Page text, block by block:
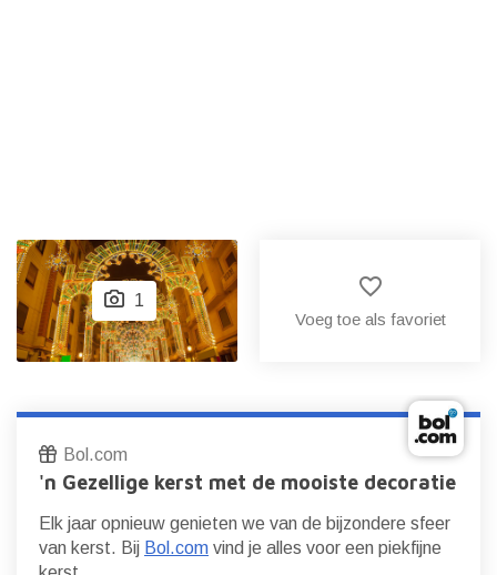
1
favorite_border
Voeg toe als favoriet
Bol.com
'n Gezellige kerst met de mooiste decoratie
Elk jaar opnieuw genieten we van de bijzondere sfeer
van kerst. Bij Bol.com vind je alles voor een piekfijne